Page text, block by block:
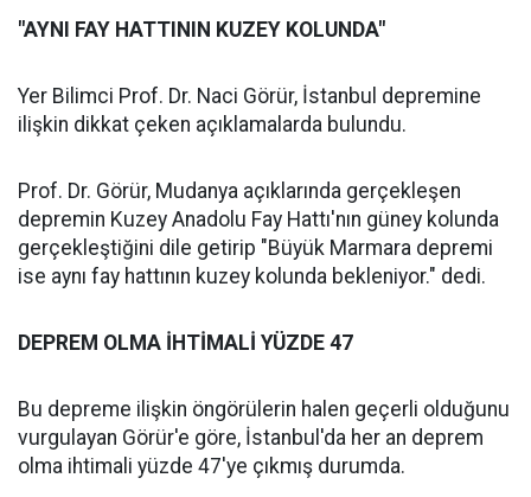
"AYNI FAY HATTININ KUZEY KOLUNDA"
Yer Bilimci Prof. Dr. Naci Görür, İstanbul depremine
ilişkin dikkat çeken açıklamalarda bulundu.
Prof. Dr. Görür, Mudanya açıklarında gerçekleşen
depremin Kuzey Anadolu Fay Hattı'nın güney kolunda
gerçekleştiğini dile getirip "Büyük Marmara depremi
ise aynı fay hattının kuzey kolunda bekleniyor." dedi.
DEPREM OLMA İHTİMALİ YÜZDE 47
Bu depreme ilişkin öngörülerin halen geçerli olduğunu
vurgulayan Görür'e göre, İstanbul'da her an deprem
olma ihtimali yüzde 47'ye çıkmış durumda.